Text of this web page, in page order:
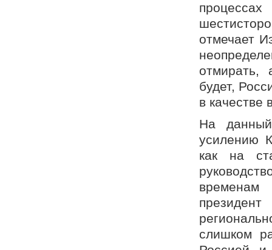
отмечает
отмирать,
будет,
в качестве
На
усилению
как на
временам
слишком